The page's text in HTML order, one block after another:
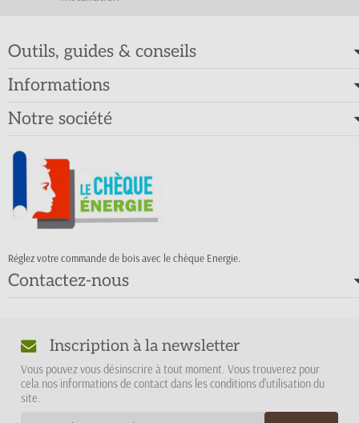
Outils, guides & conseils
Informations
Notre société
Réglez votre commande de bois avec le chèque Energie.
Contactez-nous
Inscription à la newsletter
Vous pouvez vous désinscrire à tout moment. Vous trouverez pour
cela nos informations de contact dans les conditions d'utilisation du
site.